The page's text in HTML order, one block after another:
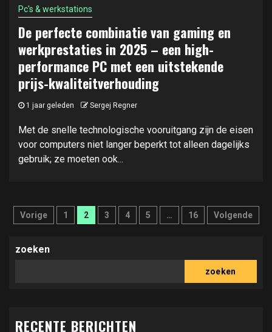
Pc's & werkstations
De perfecte combinatie van gaming en
werkprestaties in 2025 – een high-
performance PC met een uitstekende
prijs-kwaliteitverhouding
1 jaar geleden Sergej Regner
Met de snelle technologische vooruitgang zijn de eisen
voor computers niet langer beperkt tot alleen dagelijks
gebruik; ze moeten ook...
Berichten
Vorige 1 2 3 4 5 … 16 Volgende
zoeken
zoeken
RECENTE BERICHTEN